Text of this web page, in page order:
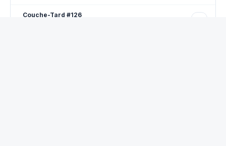
Couche-Tard #126